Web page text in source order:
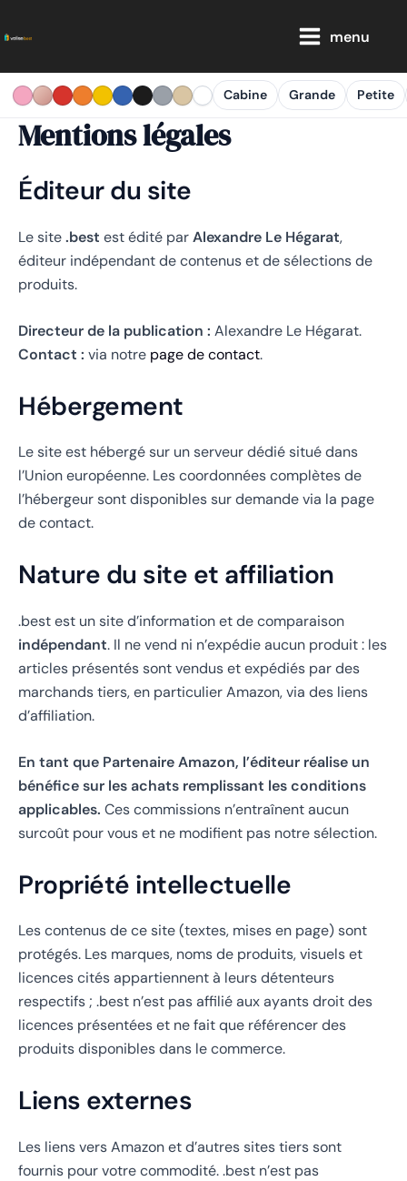
au
menu
Cabine Grande Petite
Mentions légales
Éditeur du site
Le site.best est édité parAlexandre Le Hégarat,
éditeur indépendant de contenus et de sélections de
produits.
Directeur de la publication : Alexandre Le Hégarat.
Contact : via notre page de contact.
Hébergement
Le site est hébergé sur un serveur dédié situé dans
l’Union européenne. Les coordonnées complètes de
l’hébergeur sont disponibles sur demande via la page
de contact.
Nature du site et affiliation
.best est un site d’information et de comparaison
indépendant. Il ne vend ni n’expédie aucun produit : les
articles présentés sont vendus et expédiés par des
marchands tiers, en particulier Amazon, via des liens
d’affiliation.
En tant que Partenaire Amazon, l’éditeur réalise un
bénéfice sur les achats remplissant les conditions
applicables. Ces commissions n’entraînent aucun
surcoût pour vous et ne modifient pas notre sélection.
Propriété intellectuelle
Les contenus de ce site (textes, mises en page) sont
protégés. Les marques, noms de produits, visuels et
licences cités appartiennent à leurs détenteurs
respectifs ; .best n’est pas affilié aux ayants droit des
licences présentées et ne fait que référencer des
produits disponibles dans le commerce.
Liens externes
Les liens vers Amazon et d’autres sites tiers sont
fournis pour votre commodité. .best n’est pas